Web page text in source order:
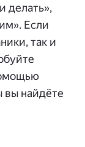
делать»,
Если
так и
найдёте